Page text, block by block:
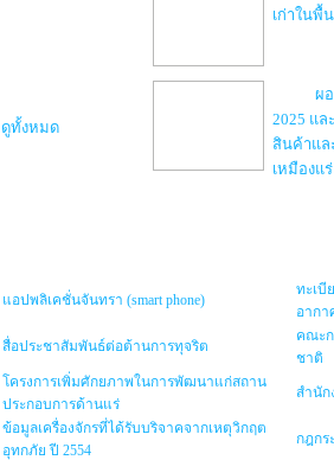
ดูทั้งหมด
เก่าในพื้
ผ
2025 แล
สินค้าแล
เหมืองแ
แอปพลิเคชั่นจันทรา (smart phone)
ทะเบี
อาก
สื่อประชาสัมพันธ์ต่อต้านการทุจริต
คณะก
ชาติ
โครงการเพิ่มศักยภาพในการพัฒนาแก่สถาน
ประกอบการด้านแร่
สำนัก
ข้อมูลเครื่องจักรที่ได้รับบริจาคจากเหตุวิกฤต
อุทกภัย ปี 2554
กฎกร